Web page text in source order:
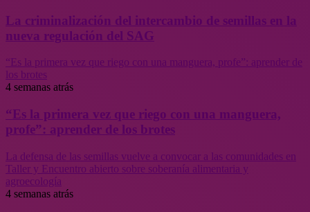
La criminalización del intercambio de semillas en la
nueva regulación del SAG
“Es la primera vez que riego con una manguera, profe”: aprender de
los brotes
4 semanas atrás
“Es la primera vez que riego con una manguera,
profe”: aprender de los brotes
La defensa de las semillas vuelve a convocar a las comunidades en
Taller y Encuentro abierto sobre soberanía alimentaria y
agroecología
4 semanas atrás